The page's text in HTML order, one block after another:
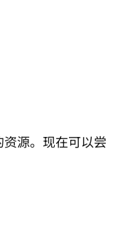
源。现在可以尝